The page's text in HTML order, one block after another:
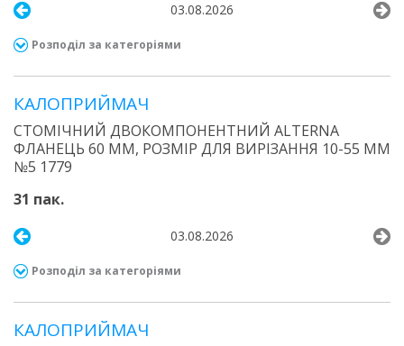
03.08.2026
Розподіл за категоріями
КАЛОПРИЙМАЧ
СТОМІЧНИЙ ДВОКОМПОНЕНТНИЙ ALTERNA
ФЛАНЕЦЬ 60 ММ, РОЗМІР ДЛЯ ВИРІЗАННЯ 10-55 ММ
№5 1779
31 пак.
03.08.2026
Розподіл за категоріями
КАЛОПРИЙМАЧ